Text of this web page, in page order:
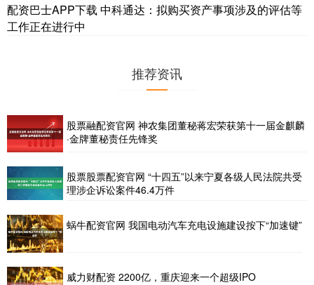
配资巴士APP下载 中科通达：拟购买资产事项涉及的评估等
工作正在进行中
推荐资讯
股票融配资官网 神农集团董秘蒋宏荣获第十一届金麒麟
·金牌董秘责任先锋奖
股票股票配资官网 “十四五”以来宁夏各级人民法院共受
理涉企诉讼案件46.4万件
蜗牛配资官网 我国电动汽车充电设施建设按下“加速键”
威力财配资 2200亿，重庆迎来一个超级IPO